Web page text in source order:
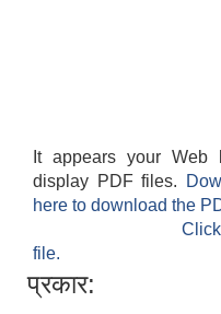
It appears your Web
display PDF files.
here to download the
file.
प्रकार: